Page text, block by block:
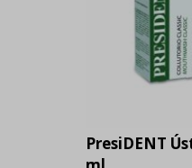
PresiDENT